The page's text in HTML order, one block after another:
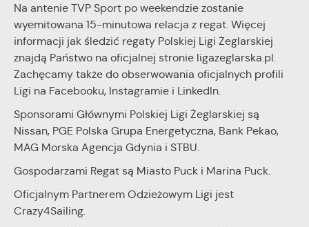
Na antenie TVP Sport po weekendzie zostanie
wyemitowana 15-minutowa relacja z regat. Więcej
informacji jak śledzić regaty Polskiej Ligi Żeglarskiej
znajdą Państwo na oficjalnej stronie ligazeglarska.pl.
Zachęcamy także do obserwowania oficjalnych profili
Ligi na Facebooku, Instagramie i LinkedIn.
Sponsorami Głównymi Polskiej Ligi Żeglarskiej są
Nissan, PGE Polska Grupa Energetyczna, Bank Pekao,
MAG Morska Agencja Gdynia i STBU.
Gospodarzami Regat są Miasto Puck i Marina Puck.
Oficjalnym Partnerem Odzieżowym Ligi jest
Crazy4Sailing.